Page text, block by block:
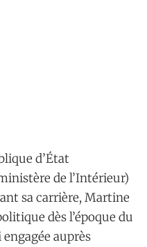
d’État
de l’Intérieur)
sa carrière, Martine
dès l’époque du
engagée auprès